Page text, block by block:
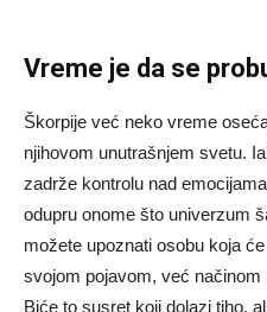
Vreme je da se
Škorpije već neko vreme
njihovom unutrašnjem svetu.
zadrže kontrolu nad
odupru onome što univerzum
možete upoznati osobu koja
svojom pojavom, već
Biće to susret koji dolazi tiho,